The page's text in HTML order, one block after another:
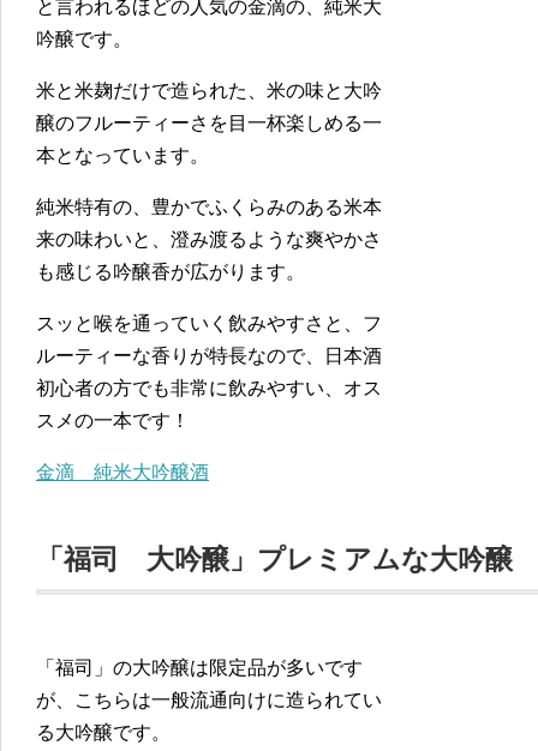
と言われるほどの人気の金滴の、純米大
吟醸です。
米と米麹だけで造られた、米の味と大吟
醸のフルーティーさを目一杯楽しめる一
本となっています。
純米特有の、豊かでふくらみのある米本
来の味わいと、澄み渡るような爽やかさ
も感じる吟醸香が広がります。
スッと喉を通っていく飲みやすさと、フ
ルーティーな香りが特長なので、日本酒
初心者の方でも非常に飲みやすい、オス
スメの一本です！
金滴 純米大吟醸酒
「福司 大吟醸」プレミアムな大吟醸
「福司」の大吟醸は限定品が多いです
が、こちらは一般流通向けに造られてい
る大吟醸です。